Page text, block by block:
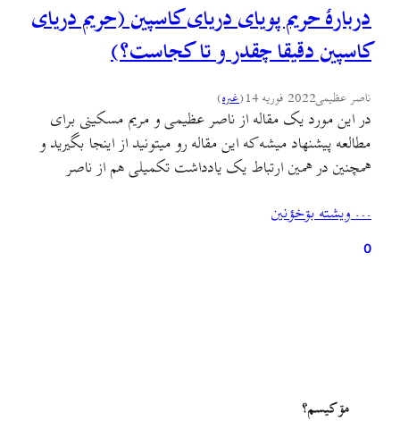
دربارهٔ حریم پویای دریای کاسپین (حریم دریای
کاسپین دقیقا چقدر و تا کجاست؟)
ناصر عظیمی2022 فوریه 14 (غىره)
در این مورد یک مقاله از ناصر عظیمی و مریم مسکینی برای
مطالعه پیشنهاد میشه که این مقاله رو میتونید از اینجا بگیرید و
همچنین در همین ارتباط یک یادداشت تکمیلی هم از ناصر
در مورد حریم دریای کاسپین مسائل مهمی رو مطرح کرده.…
… ويشته بۊخؤنين
0
مۊ کيسم؟